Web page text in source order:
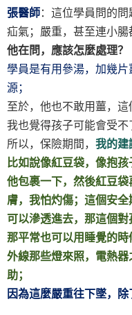
張醫師：這位學員問的
疝氣；嚴重，甚至連小腸
他在問，應該怎麼處理？
學員是有用參湯，加幾
源；
至於，他也不敢用薑，這
我也覺得孩子可能會受不
所以，保險期間， 我的建
比如說像紅豆袋，像抱
他包裹一下，然後紅豆
膚，我怕灼傷；這個安
可以滲透進去，那這個對
那平常也可以用睡覺的
外線那些燈來照，電熱
助；
因為這麼嚴重往下墜，除